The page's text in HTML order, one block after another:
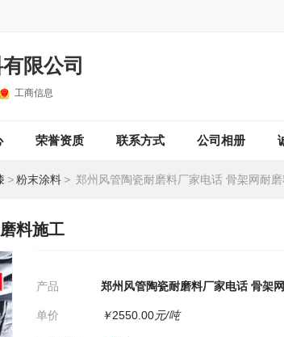
限公司
工商信息
荣誉资质 联系方式 公司相册
>粉末涂料 > 郑州风管陶瓷耐磨料厂家电话 骨架网耐
料施工
产品 郑州风管陶瓷耐磨料厂家电话 骨架
单价 ￥2550.00元/吨